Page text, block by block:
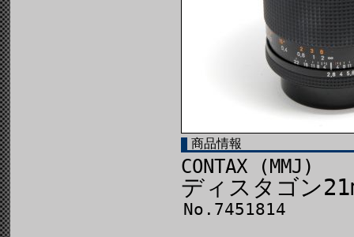
商品情報
CONTAX (MMJ)
ディスタゴン
No.7451814